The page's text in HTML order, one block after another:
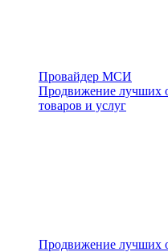
Провайдер МСИ
Продвижение лучших
товаров и услуг
Продвижение лучших